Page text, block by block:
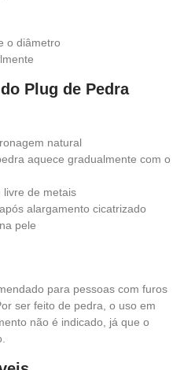
o diâmetro
Plug de Pedra
natural
aquece gradualmente com o
livre de metais
alargamento cicatrizado
pele
para pessoas com furos
ser feito de pedra, o uso em
não é indicado, já que o